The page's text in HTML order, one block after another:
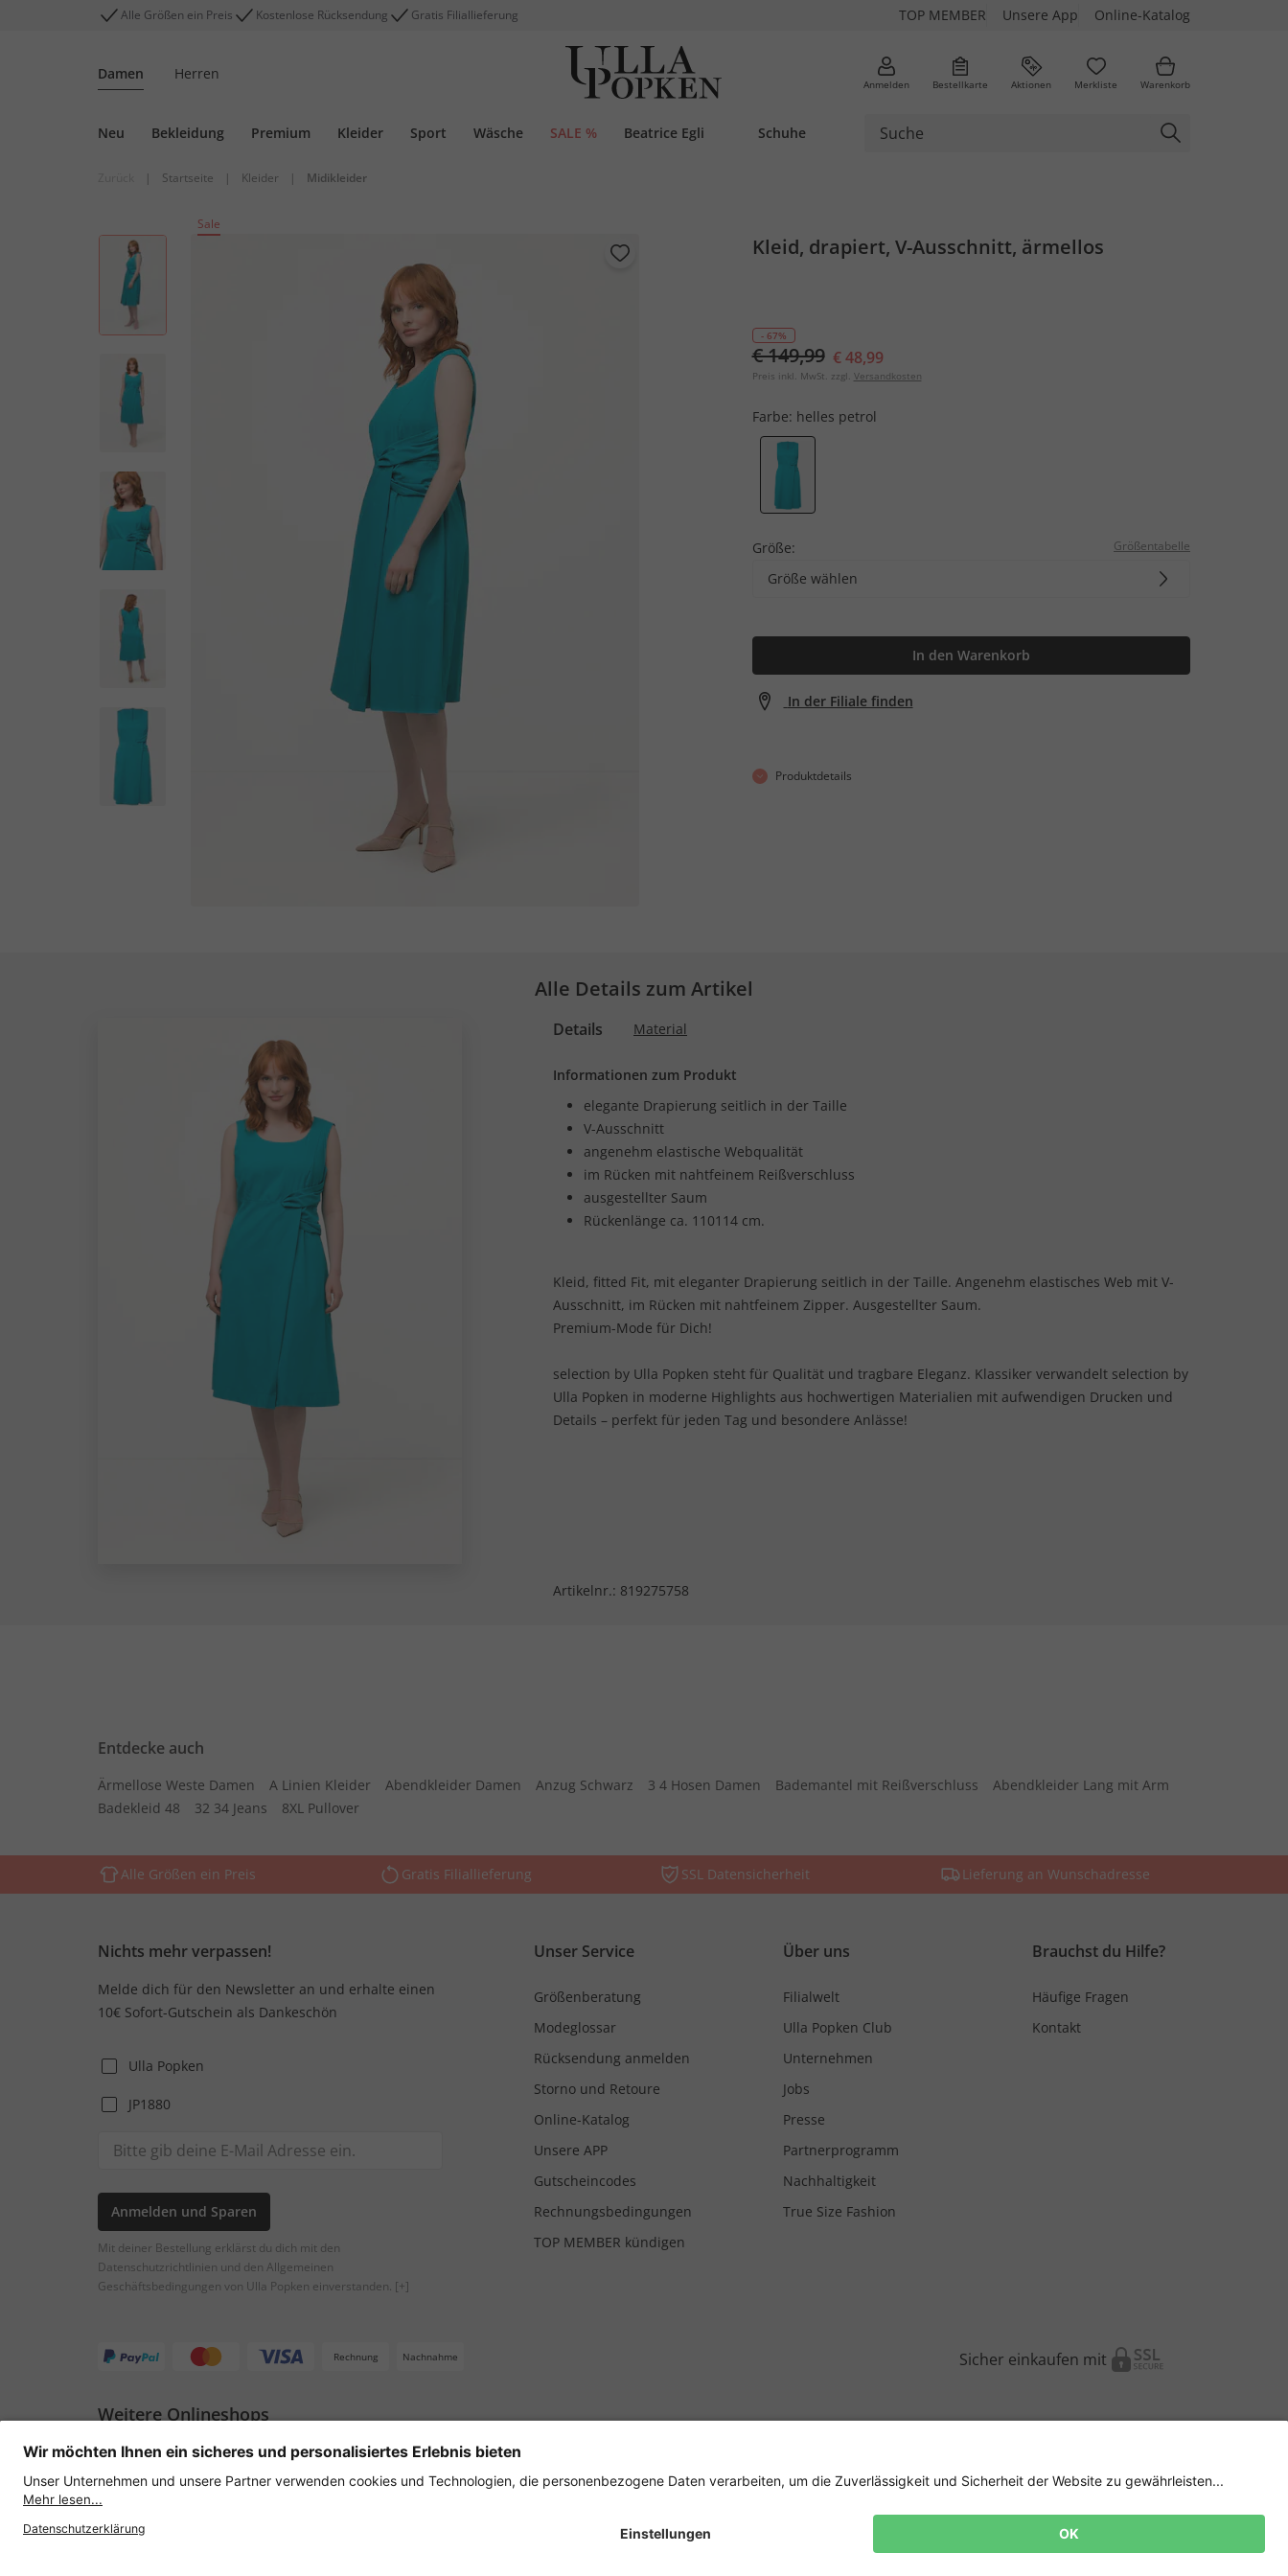
Alle Größen ein Preis Kostenlose Rücksendung Gratis Filiallieferung TOP MEMBER Unsere App Online-Katalog
Damen Herren
Anmelden Bestellkarte Aktionen Merkliste Warenkorb
Neu Bekleidung Premium Kleider Sport Wäsche SALE % Beatrice Egli Schuhe
| Startseite | Kleider | Midikleider
Sale
Kleid, drapiert, V-Ausschnitt, ärmellos
- 67%
€ 149,99 € 48,99
Preis inkl. MwSt. zzgl. Versandkosten
Farbe: helles petrol
Größe: Größentabelle
Größe wählen
In den Warenkorb
In der Filiale finden
Produktdetails
Alle Details zum Artikel
Details Material
Informationen zum Produkt
elegante Drapierung seitlich in der Taille
V-Ausschnitt
angenehm elastische Webqualität
im Rücken mit nahtfeinem Reißverschluss
ausgestellter Saum
Rückenlänge ca. 110114 cm.
Kleid, fitted Fit, mit eleganter Drapierung seitlich in der Taille. Angenehm elastisches Web mit V-
Ausschnitt, im Rücken mit nahtfeinem Zipper. Ausgestellter Saum.
Premium-Mode für Dich!
selection by Ulla Popken steht für Qualität und tragbare Eleganz. Klassiker verwandelt selection by
Ulla Popken in moderne Highlights aus hochwertigen Materialien mit aufwendigen Drucken und
Details – perfekt für jeden Tag und besondere Anlässe!
Artikelnr.: 819275758
Entdecke auch
Ärmellose Weste Damen A Linien Kleider Abendkleider Damen Anzug Schwarz 3 4 Hosen Damen Bademantel mit Reißverschluss
Abendkleider Lang mit Arm
Badekleid 48
32 34 Jeans 8XL Pullover
Alle Größen ein Preis Gratis Filiallieferung SSL Datensicherheit Lieferung an Wunschadresse
Nichts mehr verpassen!
Melde dich für den Newsletter an und erhalte einen
10€ Sofort-Gutschein als Dankeschön
Ulla Popken
JP1880
Anmelden und Sparen
Mit deiner Bestellung erklärst du dich mit den
Datenschutzrichtlinien und den Allgemeinen
Geschäftsbedingungen von Ulla Popken einverstanden. [+]
Unser Service
Größenberatung
Modeglossar
Rücksendung anmelden
Storno und Retoure
Online-Katalog
Unsere APP
Gutscheincodes
Rechnungsbedingungen
TOP MEMBER kündigen
Über uns
Filialwelt
Ulla Popken Club
Unternehmen
Jobs
Presse
Partnerprogramm
Nachhaltigkeit
True Size Fashion
Brauchst du Hilfe?
Häufige Fragen
Kontakt
Rechnung Nachnahme Sicher einkaufen mit
Weitere Onlineshops
Österreich